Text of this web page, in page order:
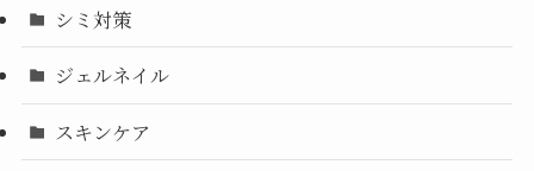
シミ対策
ジェルネイル
スキンケア